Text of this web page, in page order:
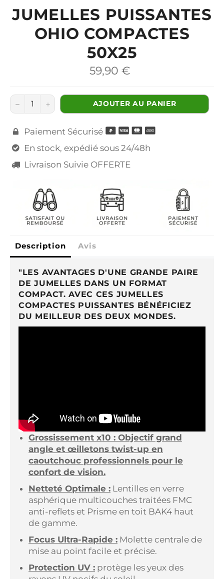
JUMELLES PUISSANTES
OHIO COMPACTES
50X25
Prix
régulier
59,90 €
− + AJOUTER AU PANIER
 Paiement Sécurisé
 En stock, expédié sous 24/48h
 Livraison Suivie OFFERTE
Description Avis
"LES AVANTAGES D'UNE GRANDE PAIRE
DE JUMELLES DANS UN FORMAT
COMPACT. AVEC CES JUMELLES
COMPACTES PUISSANTES BÉNÉFICIEZ
DU MEILLEUR DES DEUX MONDES.
Grossissement x10 : Objectif grand
angle et œilletons twist-up en
caoutchouc professionnels pour le
confort de vision.
Netteté Optimale : Lentilles en verre
asphérique multicouches traitées FMC
anti-reflets et Prisme en toit BAK4 haut
de gamme.
Focus Ultra-Rapide : Molette centrale de
mise au point facile et précise.
Protection UV : protège les yeux des